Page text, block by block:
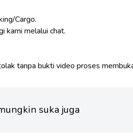
Cargo.
kami melalui chat.
suka juga